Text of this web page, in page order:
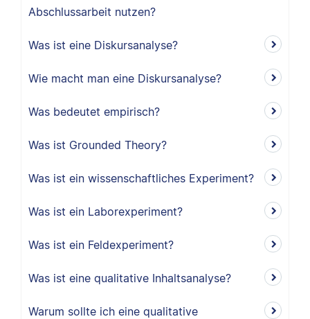
Abschlussarbeit nutzen?
Was ist eine Diskursanalyse?
Wie macht man eine Diskursanalyse?
Was bedeutet empirisch?
Was ist Grounded Theory?
Was ist ein wissenschaftliches Experiment?
Was ist ein Laborexperiment?
Was ist ein Feldexperiment?
Was ist eine qualitative Inhaltsanalyse?
Warum sollte ich eine qualitative